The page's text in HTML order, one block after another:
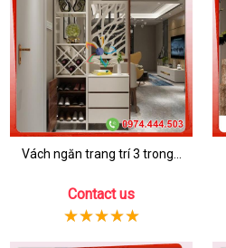
Vách ngăn trang trí 3 trong...
Contact us